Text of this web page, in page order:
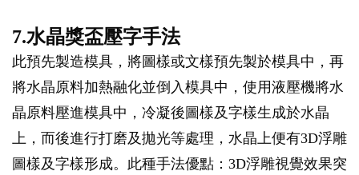
7.水晶獎盃壓字手法
此預先製造模具，將圖樣或文樣預先製於模具中，再
將水晶原料加熱融化並倒入模具中，使用液壓機將水
晶原料壓進模具中，冷凝後圖樣及字樣生成於水晶
上，而後進行打磨及拋光等處理，水晶上便有3D浮雕
圖樣及字樣形成。此種手法優點：3D浮雕視覺效果突